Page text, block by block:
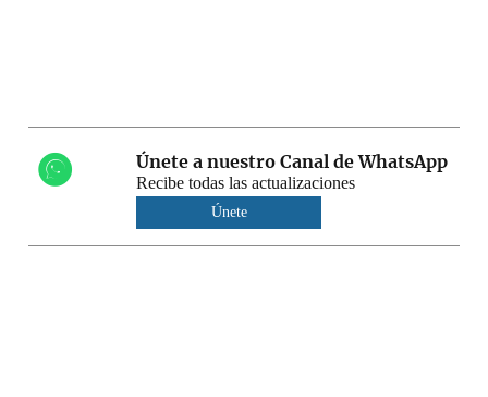
Únete a nuestro Canal de WhatsApp
Recibe todas las actualizaciones
Únete